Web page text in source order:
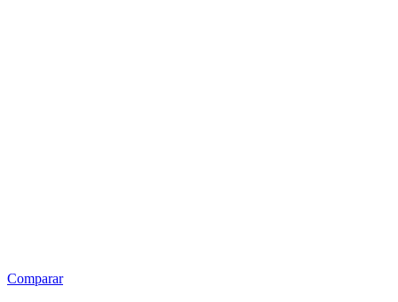
Comparar